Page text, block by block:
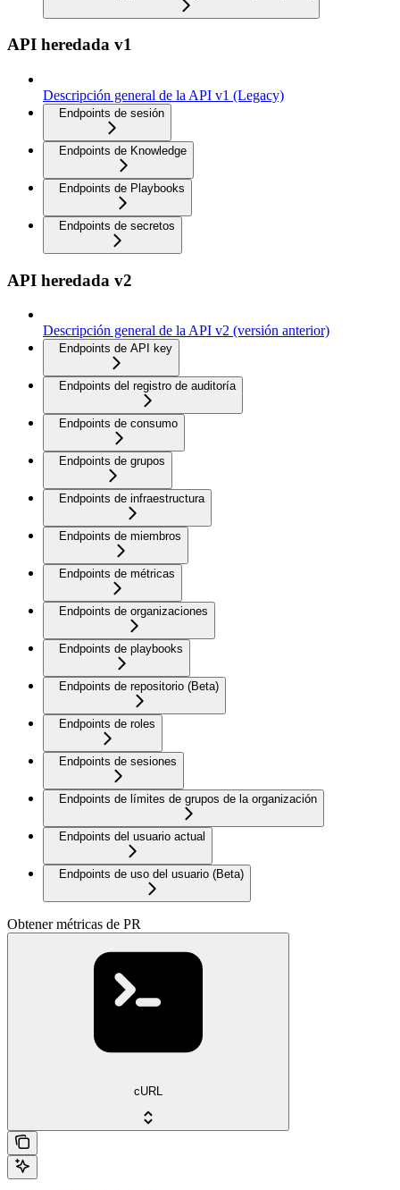
API heredada v1
Descripción general de la API v1 (Legacy)
Endpoints de sesión
Endpoints de Knowledge
Endpoints de Playbooks
Endpoints de secretos
API heredada v2
Descripción general de la API v2 (versión anterior)
Endpoints de API key
Endpoints del registro de auditoría
Endpoints de consumo
Endpoints de grupos
Endpoints de infraestructura
Endpoints de miembros
Endpoints de métricas
Endpoints de organizaciones
Endpoints de playbooks
Endpoints de repositorio (Beta)
Endpoints de roles
Endpoints de sesiones
Endpoints de límites de grupos de la organización
Endpoints del usuario actual
Endpoints de uso del usuario (Beta)
Obtener métricas de PR
cURL